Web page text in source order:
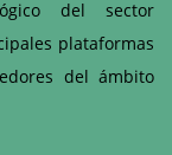
del sector
plataformas
del ámbito